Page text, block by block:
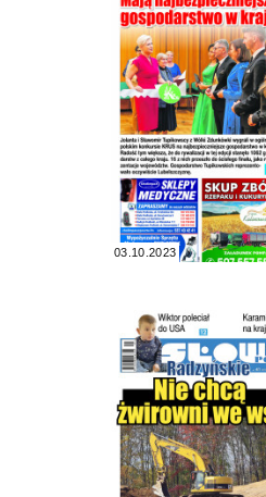
03.10.2023